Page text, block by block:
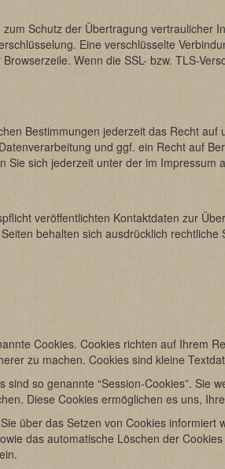
Schutz der Übertragung vertraulicher
Eine verschlüsselte
Wenn die SSL- bzw. TLS-
Bestimmungen jederzeit das Recht
und ggf. ein Recht auf
Sie sich jederzeit unter der im Impressum
veröffentlichten Kontaktdaten zur
behalten sich ausdrücklich
Cookies. Cookies richten auf Ihrem
zu machen. Cookies sind kleine
so genannte “Session-Cookies”.
Diese Cookies ermöglichen es uns,
über das Setzen von Cookies
das automatische Löschen der